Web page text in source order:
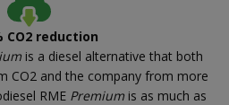
CO2 reduction
is a diesel alternative that both
CO2 and the company from more
RME Premium is as much as